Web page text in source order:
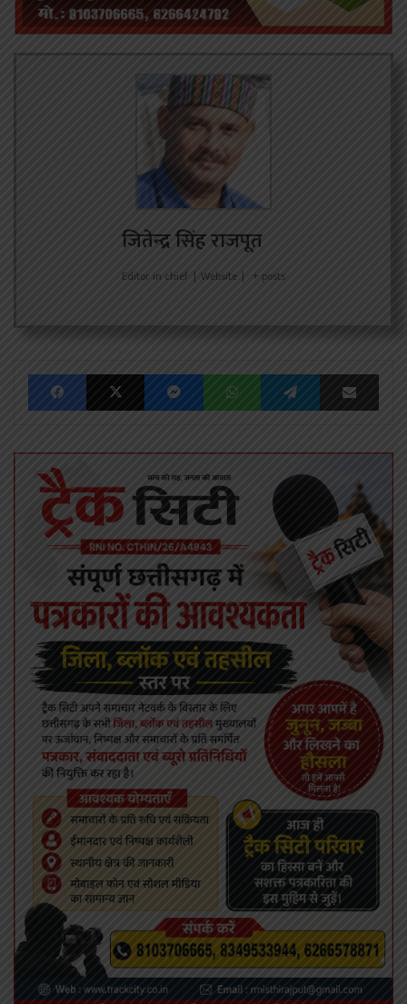
जितेन्द्र सिंह राजपूत
Editor in chief | Website | + posts
FacebookX MessengerWhatsAppTelegram Share via Email